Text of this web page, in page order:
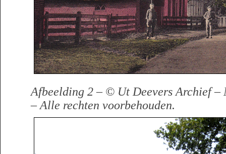
Afbeelding 2 – © Ut Deevers Archief –
– Alle rechten voorbehouden.